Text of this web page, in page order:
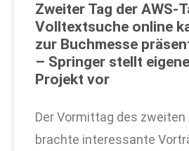
Zweiter Tag der AWS-
Volltextsuche online
zur Buchmesse
– Springer stellt
Projekt vor
Der Vormittag des zweiten
brachte interessante